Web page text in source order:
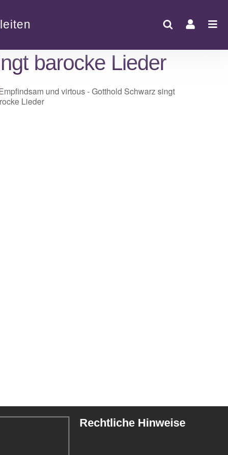
barocke Lieder
Rechtliche Hinweise